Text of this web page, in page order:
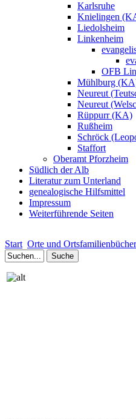
Karlsruhe
Knielingen
Liedolsheim
Linkenheim
OFB
Mühlburg
Neureut
Neureut
Rüppurr (KA)
Rußheim
Schröck
Staffort
Oberamt Pforzheim
Südlich der Alb
Literatur zum Unterland
genealogische Hilfsmittel
Impressum
Weiterführende Seiten
Start Orte und Ortsfamilienbücher